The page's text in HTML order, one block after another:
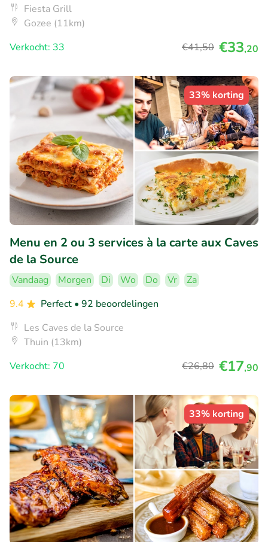
Fiesta Grill
Gozee (11km)
Verkocht: 33
€41,50 €33,20
33% korting
Menu en 2 ou 3 services à la carte aux Caves
de la Source
Vandaag Morgen Di Wo Do Vr
Za
9.4
Perfect • 92 beoordelingen
Les Caves de la Source
Thuin (13km)
Verkocht: 70
€26,80 €17,90
33% korting